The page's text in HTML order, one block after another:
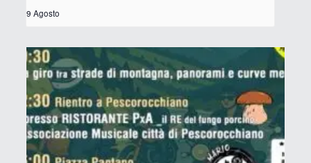
9 Agosto